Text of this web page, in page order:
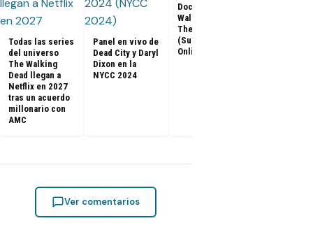
Todas las series
del universo
The Walking
Dead llegan a
Netflix en 2027
tras un acuerdo
millonario con
AMC
Panel en vivo de
Dead City y Daryl
Dixon en la
NYCC 2024
Documental The
Walking Dead:
The Return
(Subtitulado
Online)
Ver comentarios